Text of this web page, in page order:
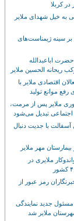
کربلا
به خیل شهدای ملایر
بر سینه ژیمناست‌های
اباعبدالله
ریحانه الحسین ملایر
اقتصادی ملایر با
رفع موانع تولید
ملایر پس از مرمت،
اجتماعی تبدیل می‌شود
با جدیت دنبال
ملایری در
رمز عبور از
مسئول جدید نمایندگی
ملایر شد